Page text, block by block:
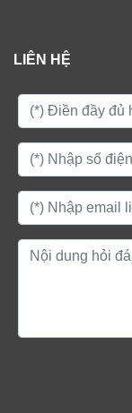
LIÊN HỆ